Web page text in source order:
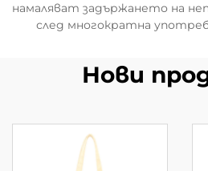
намаляват задържането на
след многократна
Нови